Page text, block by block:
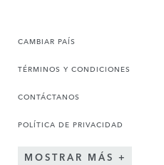
CAMBIAR PAÍS
TÉRMINOS Y CONDICIONES
CONTÁCTANOS
POLÍTICA DE PRIVACIDAD
MOSTRAR MÁS